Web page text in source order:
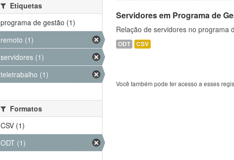
Servidores em Programa de
Relação de servidores no programa
ODT CSV
Você também pode ter acesso a esses
Etiquetas
programa de gestão (1)
remoto (1)
servidores (1)
teletrabalho (1)
Formatos
CSV (1)
ODT (1)